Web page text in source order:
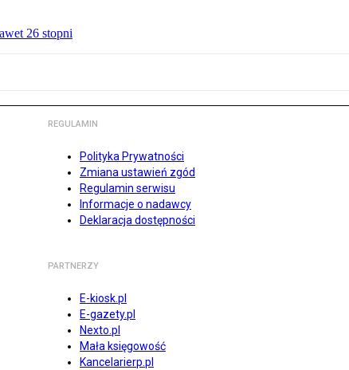
26 stopni
REGULAMIN
Polityka Prywatności
Zmiana ustawień zgód
Regulamin serwisu
Informacje o nadawcy
Deklaracja dostępności
PARTNERZY
E-kiosk.pl
E-gazety.pl
Nexto.pl
Mała księgowość
Kancelarierp.pl